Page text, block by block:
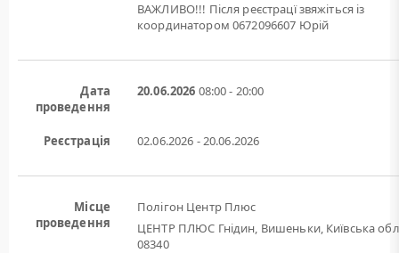
ВАЖЛИВО!!! Після реєстрацї звяжіться із
координатором 0672096607 Юрій
Дата
проведення
20.06.2026 08:00 - 20:00
Реєстрація 02.06.2026 - 20.06.2026
Місце
проведення
Полігон Центр Плюс
ЦЕНТР ПЛЮС Гнідин, Вишеньки, Київська
08340